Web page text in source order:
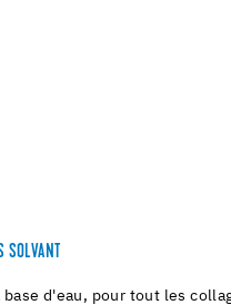
d'eau, pour tout les